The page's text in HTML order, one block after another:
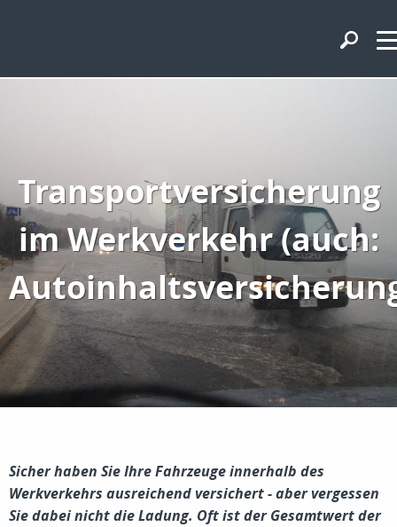
Transportversicherung
im Werkverkehr (auch:
Sicher haben Sie Ihre Fahrzeuge innerhalb des
Werkverkehrs ausreichend versichert - aber vergessen
Sie dabei nicht die Ladung. Oft ist der Gesamtwert der